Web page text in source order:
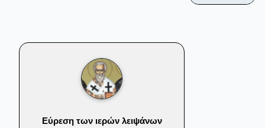
Εύρεση των ιερών λειψάνων